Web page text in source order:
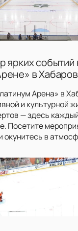
ярких событий
в
Арена» в
и культурной
— здесь
Посетите
окунитесь в